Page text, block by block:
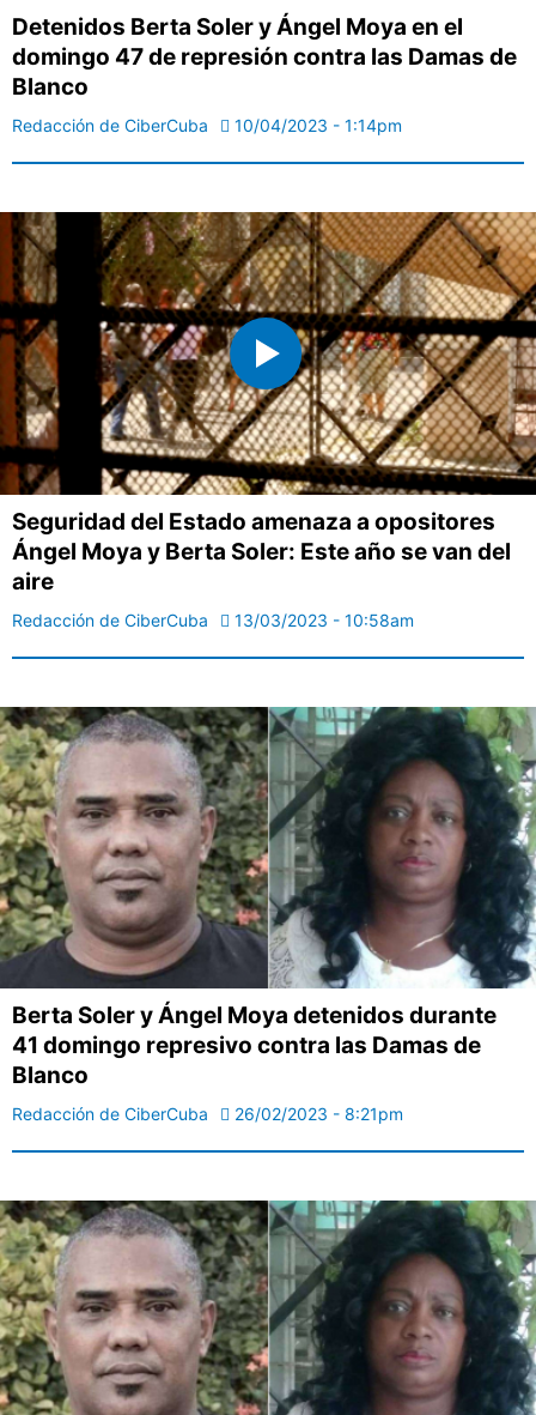
Detenidos Berta Soler y Ángel Moya en el
domingo 47 de represión contra las Damas de
Blanco
Redacción de CiberCuba 10/04/2023 - 1:14pm
Seguridad del Estado amenaza a opositores
Ángel Moya y Berta Soler: Este año se van del
aire
Redacción de CiberCuba 13/03/2023 - 10:58am
Berta Soler y Ángel Moya detenidos durante
41 domingo represivo contra las Damas de
Blanco
Redacción de CiberCuba 26/02/2023 - 8:21pm